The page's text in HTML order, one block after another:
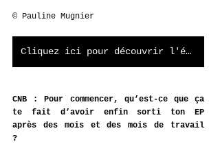
© Pauline Mugnier
Cliquez ici pour découvrir l'élément musical qui accompagne l'article !
CNB : Pour commencer, qu’est-ce que ça
te fait d’avoir enfin sorti ton EP
après des mois et des mois de travail
?